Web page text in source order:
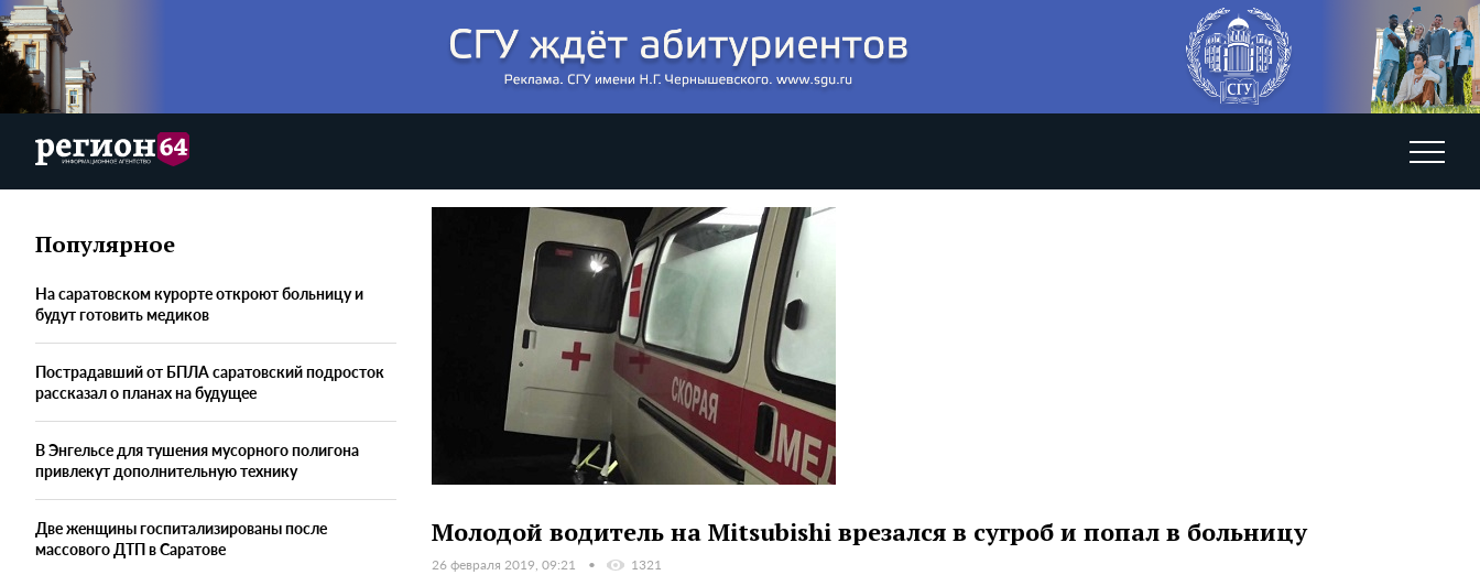
Популярное
На саратовском курорте откроют больницу и
будут готовить медиков
Пострадавший от БПЛА саратовский подросток
рассказал о планах на будущее
В Энгельсе для тушения мусорного полигона
привлекут дополнительную технику
Две женщины госпитализированы после
массового ДТП в Саратове
Молодой водитель на Mitsubishi врезался в сугроб и попал в больницу
26 февраля 2019, 09:21 1321